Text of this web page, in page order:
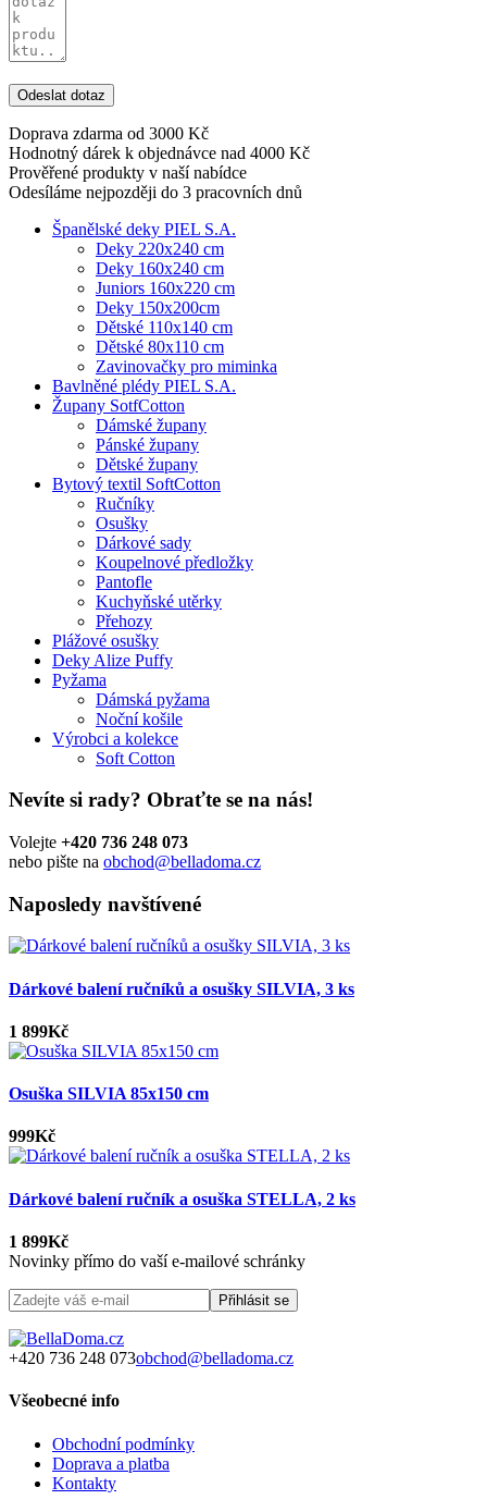
Odeslat dotaz
Doprava zdarma od 3000 Kč
Hodnotný dárek k objednávce nad 4000 Kč
Prověřené produkty v naší nabídce
Odesíláme nejpozději do 3 pracovních dnů
Španělské deky PIEL S.A.
Deky 220x240 cm
Deky 160x240 cm
Juniors 160x220 cm
Deky 150x200cm
Dětské 110x140 cm
Dětské 80x110 cm
Zavinovačky pro miminka
Bavlněné plédy PIEL S.A.
Župany SotfCotton
Dámské župany
Pánské župany
Dětské župany
Bytový textil SoftCotton
Ručníky
Osušky
Dárkové sady
Koupelnové předložky
Pantofle
Kuchyňské utěrky
Přehozy
Plážové osušky
Deky Alize Puffy
Pyžama
Dámská pyžama
Noční košile
Výrobci a kolekce
Soft Cotton
Nevíte si rady? Obraťte se na nás!
Volejte +420 736 248 073
nebo pište na obchod@belladoma.cz
Naposledy navštívené
Dárkové balení ručníků a osušky SILVIA, 3 ks
1 899Kč
Osuška SILVIA 85x150 cm
999Kč
Dárkové balení ručník a osuška STELLA, 2 ks
1 899Kč
Novinky přímo do vaší e-mailové schránky
Přihlásit se
+420 736 248 073obchod@belladoma.cz
Všeobecné info
Obchodní podmínky
Doprava a platba
Kontakty